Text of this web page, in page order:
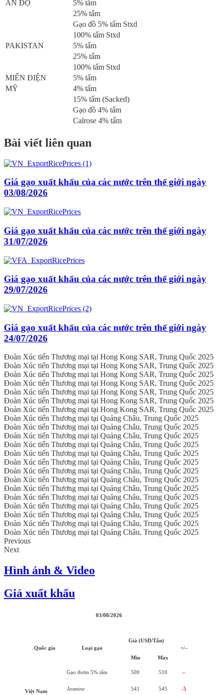
ẤN ĐỘ
5% tấm
25% tấm
Gạo đồ 5% tấm Stxd
100% tấm Stxd
PAKISTAN
5% tấm
25% tấm
100% tấm Stxd
MIẾN ĐIỆN
5% tấm
MỸ
4% tấm
15% tấm (Sacked)
Gạo đồ 4% tấm
Calrose 4% tấm
Bài viết liên quan
Giá gạo xuất khẩu của các nước trên thế giới ngày
03/08/2026
Giá gạo xuất khẩu của các nước trên thế giới ngày
31/07/2026
Giá gạo xuất khẩu của các nước trên thế giới ngày
29/07/2026
Giá gạo xuất khẩu của các nước trên thế giới ngày
24/07/2026
Đoàn Xúc tiến Thương mại tại Hong Kong SAR, Trung Quốc 2025
Đoàn Xúc tiến Thương mại tại Hong Kong SAR, Trung Quốc 2025
Đoàn Xúc tiến Thương mại tại Hong Kong SAR, Trung Quốc 2025
Đoàn Xúc tiến Thương mại tại Hong Kong SAR, Trung Quốc 2025
Đoàn Xúc tiến Thương mại tại Hong Kong SAR, Trung Quốc 2025
Đoàn Xúc tiến Thương mại tại Hong Kong SAR, Trung Quốc 2025
Đoàn Xúc tiến Thương mại tại Hong Kong SAR, Trung Quốc 2025
Đoàn Xúc tiến Thương mại tại Quảng Châu, Trung Quốc 2025
Đoàn Xúc tiến Thương mại tại Quảng Châu, Trung Quốc 2025
Đoàn Xúc tiến Thương mại tại Quảng Châu, Trung Quốc 2025
Đoàn Xúc tiến Thương mại tại Quảng Châu, Trung Quốc 2025
Đoàn Xúc tiến Thương mại tại Quảng Châu, Trung Quốc 2025
Đoàn Xúc tiến Thương mại tại Quảng Châu, Trung Quốc 2025
Đoàn Xúc tiến Thương mại tại Quảng Châu, Trung Quốc 2025
Đoàn Xúc tiến Thương mại tại Quảng Châu, Trung Quốc 2025
Đoàn Xúc tiến Thương mại tại Quảng Châu, Trung Quốc 2025
Đoàn Xúc tiến Thương mại tại Quảng Châu, Trung Quốc 2025
Đoàn Xúc tiến Thương mại tại Quảng Châu, Trung Quốc 2025
Đoàn Xúc tiến Thương mại tại Quảng Châu, Trung Quốc 2025
Đoàn Xúc tiến Thương mại tại Quảng Châu, Trung Quốc 2025
Đoàn Xúc tiến Thương mại tại Quảng Châu, Trung Quốc 2025
Previous
Next
Hình ảnh & Video
Giá xuất khẩu
03/08/2026
Quốc gia Loại gạo
Giá (USD/Tấn)
+/–
Min
Max
Việt Nam
Gạo thơm 5% tấm 500 510 –
Jasmine 541 545 -5